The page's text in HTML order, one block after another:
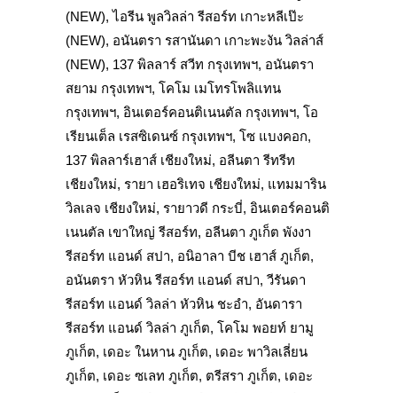
(NEW), ไอรีน พูลวิลล่า รีสอร์ท เกาะหลีเป๊ะ
(NEW), อนันตรา รสานันดา เกาะพะงัน วิลล่าส์
(NEW), 137 พิลลาร์ สวีท กรุงเทพฯ, อนันตรา
สยาม กรุงเทพฯ, โคโม เมโทรโพลิแทน
กรุงเทพฯ, อินเตอร์คอนติเนนตัล กรุงเทพฯ, โอ
เรียนเต็ล เรสซิเดนซ์ กรุงเทพฯ, โซ แบงคอก,
137 พิลลาร์เฮาส์ เชียงใหม่, อลีนตา รีทรีท
เชียงใหม่, รายา เฮอริเทจ เชียงใหม่, แทมมาริน
วิลเลจ เชียงใหม่, รายาวดี กระบี่, อินเตอร์คอนติ
เนนตัล เขาใหญ่ รีสอร์ท, อลีนตา ภูเก็ต พังงา
รีสอร์ท แอนด์ สปา, อนิอาลา บีช เฮาส์ ภูเก็ต,
อนันตรา หัวหิน รีสอร์ท แอนด์ สปา, วีรันดา
รีสอร์ท แอนด์ วิลล่า หัวหิน ชะอำ, อันดารา
รีสอร์ท แอนด์ วิลล่า ภูเก็ต, โคโม พอยท์ ยามู
ภูเก็ต, เดอะ ในหาน ภูเก็ต, เดอะ พาวิลเลี่ยน
ภูเก็ต, เดอะ ซเลท ภูเก็ต, ตรีสรา ภูเก็ต, เดอะ